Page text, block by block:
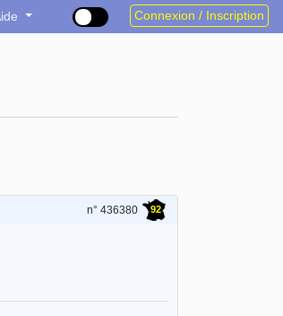
Connexion / Inscription
n° 436380 92